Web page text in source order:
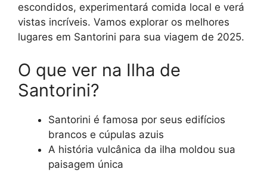
escondidos, experimentará comida local e verá
vistas incríveis. Vamos explorar os melhores
lugares em Santorini para sua viagem de 2025.
O que ver na Ilha de
Santorini?
Santorini é famosa por seus edifícios
brancos e cúpulas azuis
A história vulcânica da ilha moldou sua
paisagem única